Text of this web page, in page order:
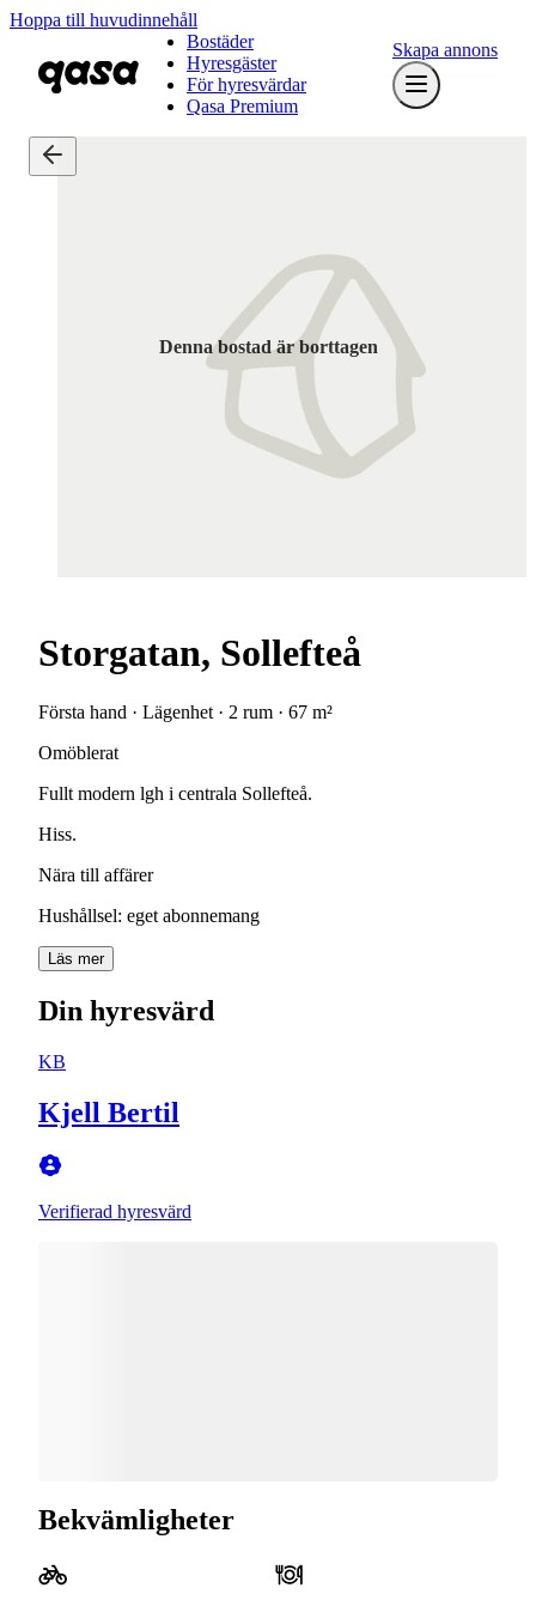
Hoppa till huvudinnehåll
Bostäder
Hyresgäster
För hyresvärdar
Qasa Premium
Skapa annons
Denna bostad är borttagen
Storgatan, Sollefteå
Första hand · Lägenhet · 2 rum · 67 m²
Omöblerat
Fullt modern lgh i centrala Sollefteå.
Hiss.
Nära till affärer
Hushållsel: eget abonnemang
Läs mer
Din hyresvärd
KB
Kjell Bertil
Verifierad hyresvärd
Bekvämligheter